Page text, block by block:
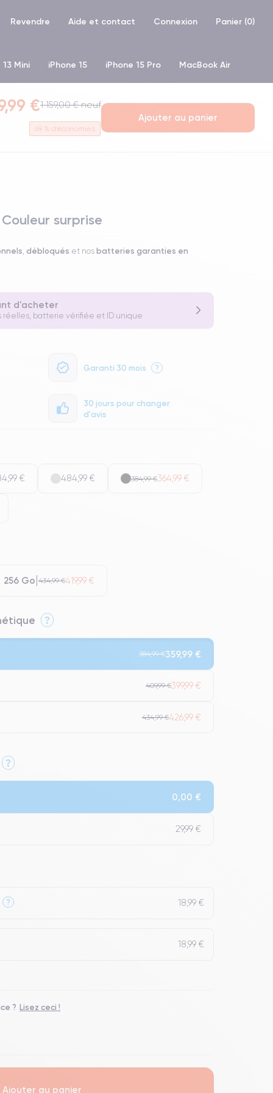
Revendre Aide et contact Connexion Panier (0)
Mini iPhone 15 iPhone 15 Pro MacBook Air
XR iPhone SE 2 (2020) iPhone X iPhone XS
€1 159,00 € neuf
69 % d'économies
Ajouter au panier
surprise
, débloqués et nos batteries garanties en
d'acheter
réelles, batterie vérifiée et ID unique
Garanti 30 mois ?
30 jours pour changer
d'avis
€ 484,99 € 384,99 €364,99 €
256 Go 434,99 €419,99 €
?
384,99 €359,99 €
409,99 €399,99 €
434,99 €426,99 €
?
0,00 €
29,99 €
? 18,99 €
18,99 €
? Lisez ceci !
Ajouter au panier